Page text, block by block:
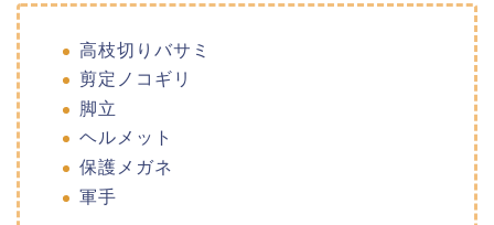
高枝切りバサミ
剪定ノコギリ
脚立
ヘルメット
保護メガネ
軍手